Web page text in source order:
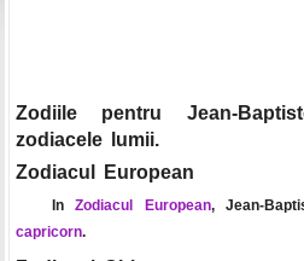
Zodiile pentru Jean-
zodiacele lumii.
Zodiacul European
InZodiacul European, Jean-
capricorn.